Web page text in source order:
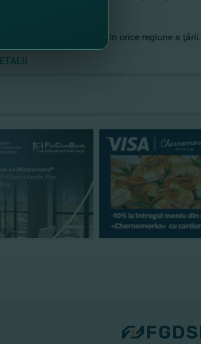
emis.
sau 7 zile lucrătoare în orice regiune a ţării.